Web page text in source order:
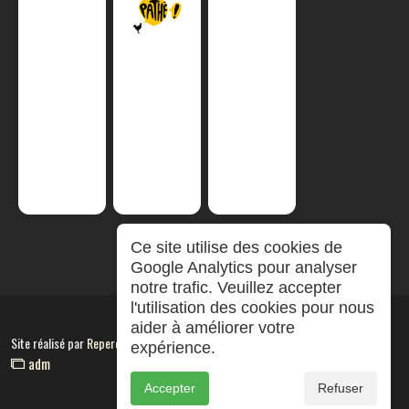
Site réalisé parRepereCom
adm
Ce site utilise des cookies de
Google Analytics pour analyser
notre trafic. Veuillez accepter
l'utilisation des cookies pour nous
aider à améliorer votre
expérience.
Accepter Refuser